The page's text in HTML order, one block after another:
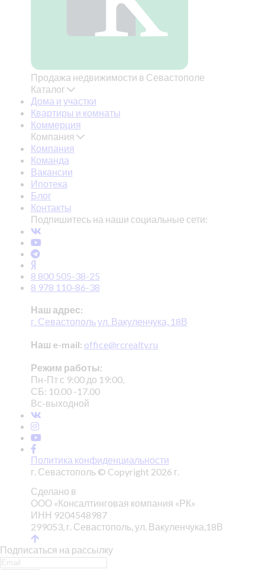
Продажа недвижимости в Севастополе
Каталог
Дома и участки
Квартиры и комнаты
Коммерция
Компания
Компания
Команда
Вакансии
Ипотека
Блог
Контакты
Подпишитесь на наши социальные сети:
8 800 505-38-25
8 978 110-86-38
Наш адрес:
г. Севастополь ул. Вакуленчука, 18В
Наш e-mail: office@rcrealty.ru
Режим работы:
Пн-Пт с 9:00 до 19:00,
СБ: 10.00 -17.00
Вс-выходной
Политика конфиденциальности
г. Севастополь © Copyright 2026 г.
Сделано в
ООО «Консалтинговая компания «РК»
ИНН 9204548987
299053, г. Севастополь, ул. Вакуленчука,18В
Подписаться на рассылку